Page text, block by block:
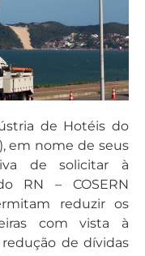
de Hotéis do
em nome de seus
de solicitar à
RN – COSERN
reduzir os
com vista à
de dívidas